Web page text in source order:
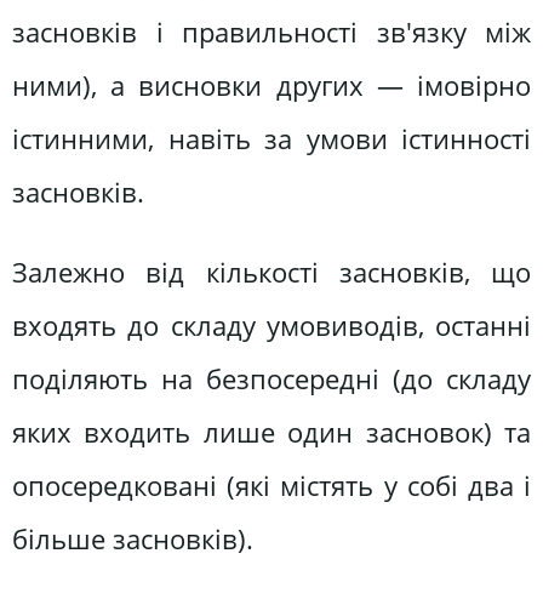
засновків і правильності зв'язку між
ними), а висновки других — імовірно
істинними, навіть за умови істинності
засновків.
Залежно від кількості засновків, що
входять до складу умовиводів, останні
поділяють на безпосередні (до складу
яких входить лише один засновок) та
опосередковані (які містять у собі два і
більше засновків).